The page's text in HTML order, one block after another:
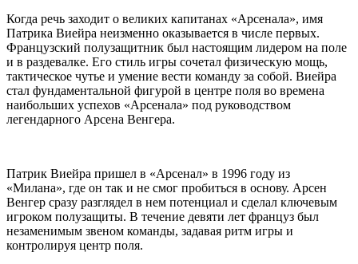
Когда речь заходит о великих капитанах «Арсенала», имя
Патрика Виейра неизменно оказывается в числе первых.
Французский полузащитник был настоящим лидером на поле
и в раздевалке. Его стиль игры сочетал физическую мощь,
тактическое чутье и умение вести команду за собой. Виейра
стал фундаментальной фигурой в центре поля во времена
наибольших успехов «Арсенала» под руководством
легендарного Арсена Венгера.
Патрик Виейра пришел в «Арсенал» в 1996 году из
«Милана», где он так и не смог пробиться в основу. Арсен
Венгер сразу разглядел в нем потенциал и сделал ключевым
игроком полузащиты. В течение девяти лет француз был
незаменимым звеном команды, задавая ритм игры и
контролируя центр поля.